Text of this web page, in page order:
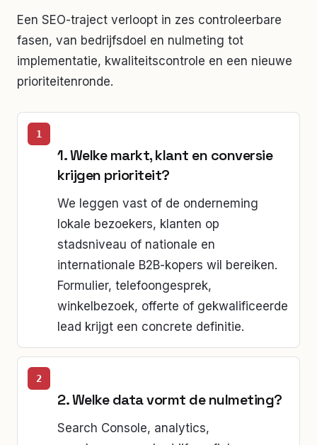
Een SEO-traject verloopt in zes controleerbare
fasen, van bedrijfsdoel en nulmeting tot
implementatie, kwaliteitscontrole en een nieuwe
prioriteitenronde.
1. Welke markt, klant en conversie
krijgen prioriteit?
We leggen vast of de onderneming
lokale bezoekers, klanten op
stadsniveau of nationale en
internationale B2B-kopers wil bereiken.
Formulier, telefoongesprek,
winkelbezoek, offerte of gekwalificeerde
lead krijgt een concrete definitie.
2. Welke data vormt de nulmeting?
Search Console, analytics,